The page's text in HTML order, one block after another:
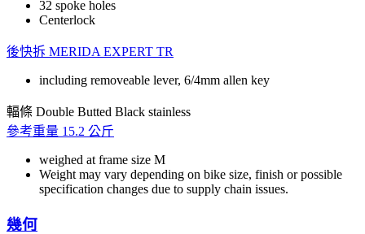
32 spoke holes
Centerlock
後快拆 MERIDA EXPERT TR
including removeable lever, 6/4mm allen key
輻條 Double Butted Black stainless
參考重量 15.2 公斤
weighed at frame size M
Weight may vary depending on bike size, finish or possible
specification changes due to supply chain issues.
幾何